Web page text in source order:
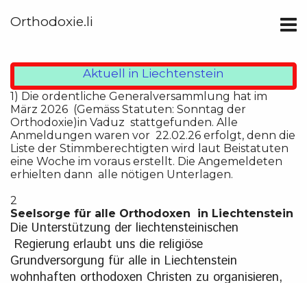
Orthodoxie.li
Aktuell in Liechtenstein
1) Die ordentliche Generalversammlung hat im
März 2026 (Gemäss Statuten: Sonntag der
Orthodoxie)in Vaduz stattgefunden. Alle
Anmeldungen waren vor 22.02.26 erfolgt, denn die
Liste der Stimmberechtigten wird laut Beistatuten
eine Woche im voraus erstellt. Die Angemeldeten
erhielten dann alle nötigen Unterlagen.
2
Seelsorge für alle Orthodoxen in Liechtenstein
Die Unterstützung der liechtensteinischen
Regierung erlaubt uns die religiöse
Grundversorgung für alle in Liechtenstein
wohnhaften orthodoxen Christen zu organisieren,